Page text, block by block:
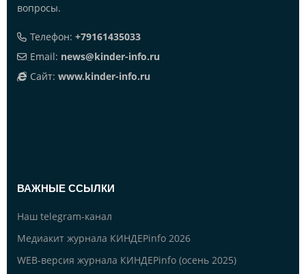
вопросы.
Телефон: +79161435033
Email: news@kinder-info.ru
Сайт: www.kinder-info.ru
ВАЖНЫЕ ССЫЛКИ
Наш telegram-канал
Медиакит журнала КИНДЕРinfo 2026
WEB-версия журнала КИНДЕРinfo (осень 2025)